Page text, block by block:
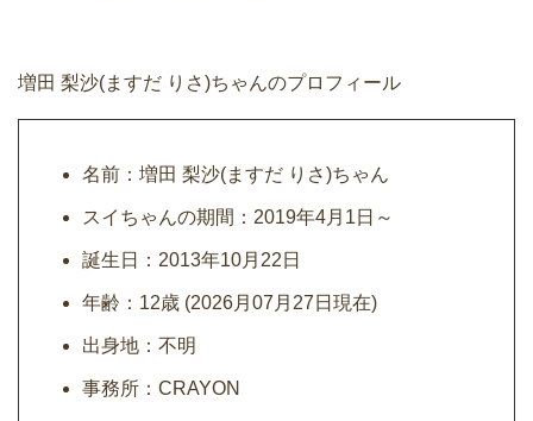
増田 梨沙(ますだ りさ)ちゃんのプロフィール
名前：増田 梨沙(ますだ りさ)ちゃん
スイちゃんの期間：2019年4月1日～
誕生日：2013年10月22日
年齢：12歳 (2026月07月27日現在)
出身地：不明
事務所：CRAYON